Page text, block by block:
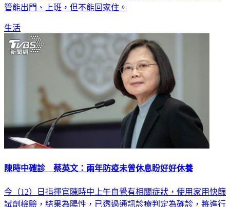
管能出門、上班，但不能回家住。
生活
陳時中確診 蔡英文：兩年防疫未曾休息盼好好休養
今（12）日指揮官陳時中上午自覺有相關症狀，使用家用快篩
試劑檢驗，結果為陽性，已透過通訊診療判定為確診，將進行